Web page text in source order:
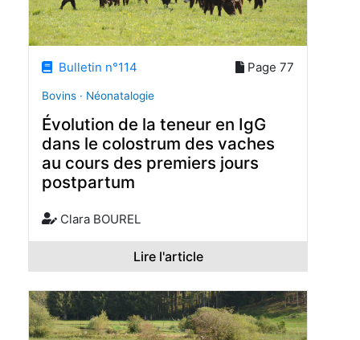
Bulletin n°114 Page 77
Bovins · Néonatalogie
Évolution de la teneur en IgG
dans le colostrum des vaches
au cours des premiers jours
postpartum
Clara BOUREL
Lire l'article